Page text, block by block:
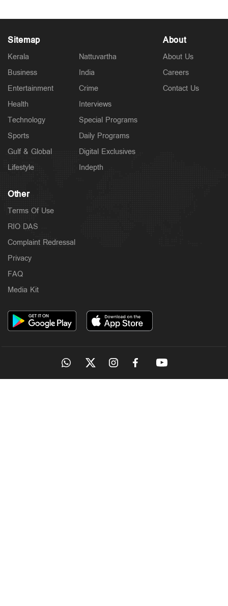
Sitemap
Kerala
Business
Entertainment
Health
Technology
Sports
Gulf & Global
Lifestyle
Nattuvartha
India
Crime
Interviews
Special Programs
Daily Programs
Digital Exclusives
Indepth
About
About Us
Careers
Contact Us
Other
Terms Of Use
RIO DAS
Complaint Redressal
Privacy
FAQ
Media Kit